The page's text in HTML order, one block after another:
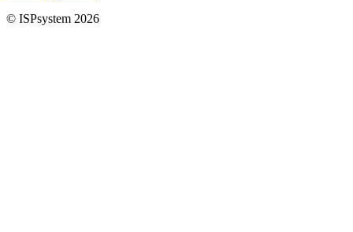
© ISPsystem 2026